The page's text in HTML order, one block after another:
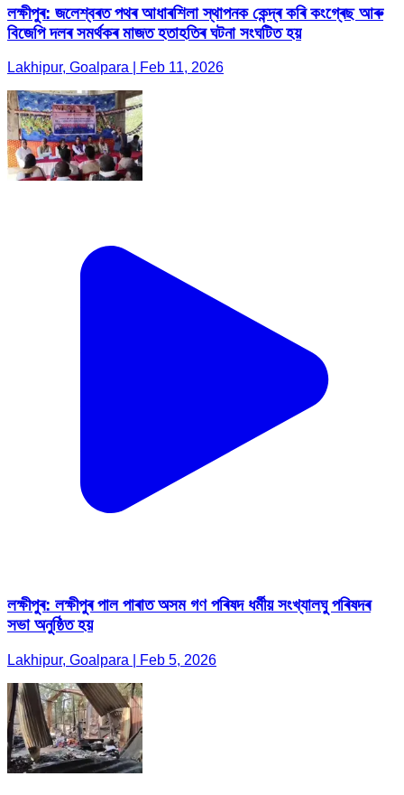
লক্ষীপুৰ: জলেশ্বৰত পথৰ আধাৰশিলা স্থাপনক কেন্দ্ৰ কৰি কংগ্ৰেছ আৰু
বিজেপি দলৰ সমৰ্থকৰ মাজত হতাহতিৰ ঘটনা সংঘটিত হয়
Lakhipur, Goalpara | Feb 11, 2026
লক্ষীপুৰ: লক্ষীপুৰ পাল পাৰাত অসম গণ পৰিষদ ধৰ্মীয় সংখ্যালঘু পৰিষদৰ
সভা অনুষ্ঠিত হয়
Lakhipur, Goalpara | Feb 5, 2026